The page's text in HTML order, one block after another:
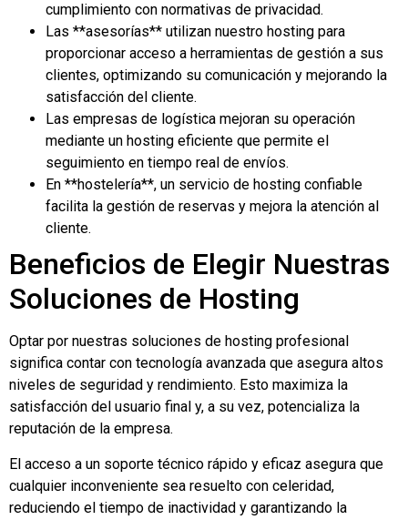
cumplimiento con normativas de privacidad.
Las **asesorías** utilizan nuestro hosting para
proporcionar acceso a herramientas de gestión a sus
clientes, optimizando su comunicación y mejorando la
satisfacción del cliente.
Las empresas de logística mejoran su operación
mediante un hosting eficiente que permite el
seguimiento en tiempo real de envíos.
En **hostelería**, un servicio de hosting confiable
facilita la gestión de reservas y mejora la atención al
cliente.
Beneficios de Elegir Nuestras
Soluciones de Hosting
Optar por nuestras soluciones de hosting profesional
significa contar con tecnología avanzada que asegura altos
niveles de seguridad y rendimiento. Esto maximiza la
satisfacción del usuario final y, a su vez, potencializa la
reputación de la empresa.
El acceso a un soporte técnico rápido y eficaz asegura que
cualquier inconveniente sea resuelto con celeridad,
reduciendo el tiempo de inactividad y garantizando la